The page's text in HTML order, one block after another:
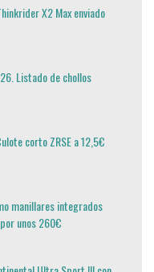
X2 Max enviado
Listado de chollos
corto ZRSE a 12,5€
manillares integrados
unos 260€